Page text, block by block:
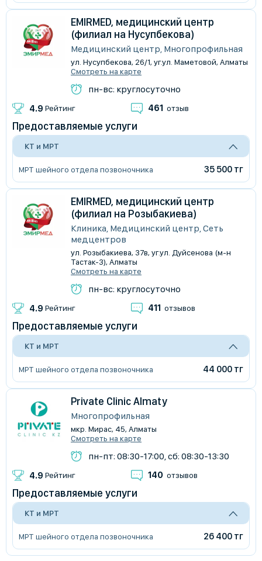
EMIRMED, медицинский центр
(филиал на Нусупбекова)
Медицинский центр, Многопрофильная
ул. Нусупбекова, 26/1, уг.ул. Маметовой, Алматы
Смотреть на карте
пн-вс: круглосуточно
4.9 Рейтинг 461 отзыв
Предоставляемые услуги
КТ и МРТ
МРТ шейного отдела позвоночника 35 500 тг
EMIRMED, медицинский центр
(филиал на Розыбакиева)
Клиника, Медицинский центр, Сеть
медцентров
​ул. Розыбакиева, 37в, уг.ул. Дуйсенова (м-н
Тастак-3), Алматы
Смотреть на карте
пн-вс: круглосуточно
4.9 Рейтинг 411 отзывов
Предоставляемые услуги
КТ и МРТ
МРТ шейного отдела позвоночника 44 000 тг
Private Clinic Almaty
Многопрофильная
мкр. Мирас, 45, Алматы
Смотреть на карте
пн-пт: 08:30-17:00, сб: 08:30-13:30
4.9 Рейтинг 140 отзывов
Предоставляемые услуги
КТ и МРТ
МРТ шейного отдела позвоночника 26 400 тг